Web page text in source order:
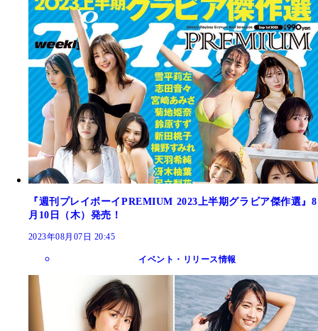
『週刊プレイボーイPREMIUM 2023上半期グラビア傑作選』8
月10日（木）発売！
2023年08月07日 20:45
イベント・リリース情報